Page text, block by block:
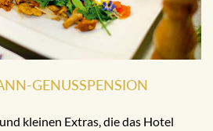
GENUSSPENSION
kleinen Extras, die das Hotel